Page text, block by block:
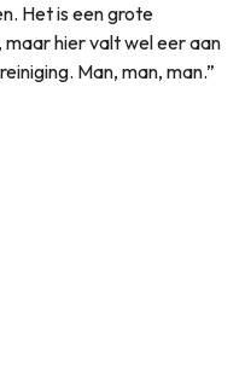
Het is een grote
hier valt wel eer aan
Man, man, man.”